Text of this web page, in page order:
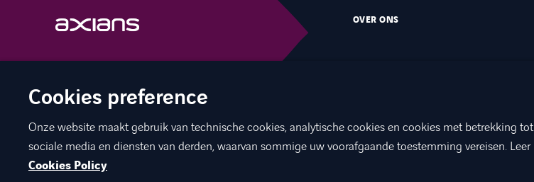
OVER ONS
Toegankelijkheid Werken bij Axians Contact
Cookies preference
Onze website maakt gebruik van technische cookies, analytische cookies en cookies met betrekking tot
sociale media en diensten van derden, waarvan sommige uw voorafgaande toestemming vereisen. Leer
Cookies Policy